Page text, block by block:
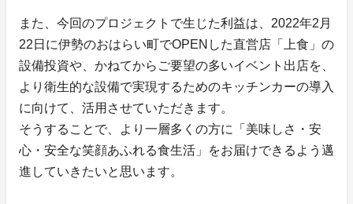
また、今回のプロジェクトで生じた利益は、2022年2月
22日に伊勢のおはらい町でOPENした直営店「上食」の
設備投資や、かねてからご要望の多いイベント出店を、
より衛生的な設備で実現するためのキッチンカーの導入
に向けて、活用させていただきます。
そうすることで、より一層多くの方に「美味しさ・安
心・安全な笑顔あふれる食生活」をお届けできるよう邁
進していきたいと思います。